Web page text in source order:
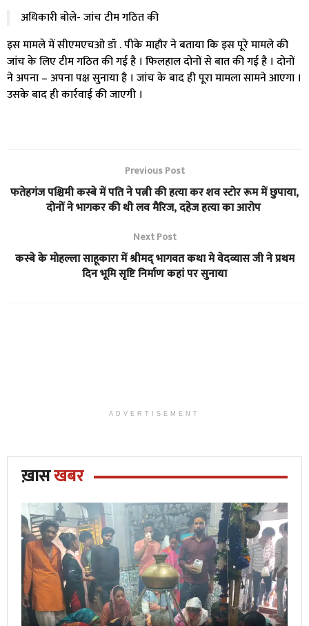
अधिकारी बोले- जांच टीम गठित की
इस मामले में सीएमएचओ डॉ . पीके माहौर ने बताया कि इस पूरे मामले की
जांच के लिए टीम गठित की गई है । फिलहाल दोनों से बात की गई है । दोनों
ने अपना – अपना पक्ष सुनाया है । जांच के बाद ही पूरा मामला सामने आएगा ।
उसके बाद ही कार्रवाई की जाएगी ।
Previous Post
फतेहगंज पश्चिमी कस्बे में पति ने पत्नी की हत्या कर शव स्टोर रूम में छुपाया,
दोनों ने भागकर की थी लव मैरिज, दहेज हत्या का आरोप
Next Post
कस्बे के मोहल्ला साहूकारा में श्रीमद् भागवत कथा मे वेदव्यास जी ने प्रथम
दिन भूमि सृष्टि निर्माण कहां पर सुनाया
ADVERTISEMENT
ख़ासखबर